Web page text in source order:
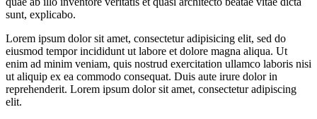
sunt, explicabo.
Lorem ipsum dolor sit amet, consectetur adipisicing elit, sed do
eiusmod tempor incididunt ut labore et dolore magna aliqua. Ut
enim ad minim veniam, quis nostrud exercitation ullamco laboris nisi
ut aliquip ex ea commodo consequat. Duis aute irure dolor in
reprehenderit. Lorem ipsum dolor sit amet, consectetur adipiscing
elit.